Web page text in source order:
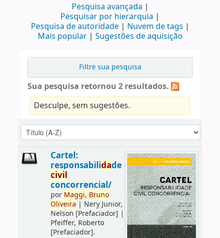
Pesquisa avançada
Pesquisar por hierarquia
Pesquisa de autoridade
Nuvem de tags
Mais popular
Sugestões de aquisição
Filtre sua pesquisa
Sua pesquisa retornou 2 resultados.
Desculpe, sem sugestões.
Cartel:
responsabilidade
civil
concorrencial/
por Maggi, Bruno
Oliveira | Nery Junior,
Nelson [Prefaciador] |
Pfeiffer, Roberto
[Prefaciador].